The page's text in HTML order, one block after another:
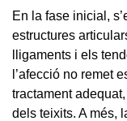
En la fase inicial,
estructures
lligaments i els
l’afecció no remet
tractament
dels teixits. A més,